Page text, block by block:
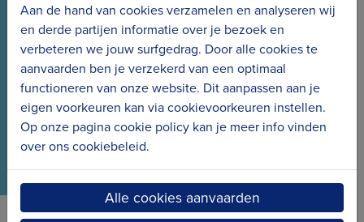
VOLG ONS VIA ONZE SOCIALS
Wees meteen op de hoogte van het laatste nieuws
en de nieuwe projecten.
Aan de hand van cookies verzamelen en analyseren wij
en derde partijen informatie over je bezoek en
verbeteren we jouw surfgedrag. Door alle cookies te
aanvaarden ben je verzekerd van een optimaal
functioneren van onze website. Dit aanpassen aan je
eigen voorkeuren kan via cookievoorkeuren instellen.
Op onze pagina cookie policy kan je meer info vinden
over ons cookiebeleid.
Alle cookies aanvaarden